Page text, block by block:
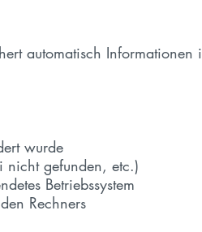
automatisch
wurde
nicht gefunden, etc.)
Betriebssystem
Rechners